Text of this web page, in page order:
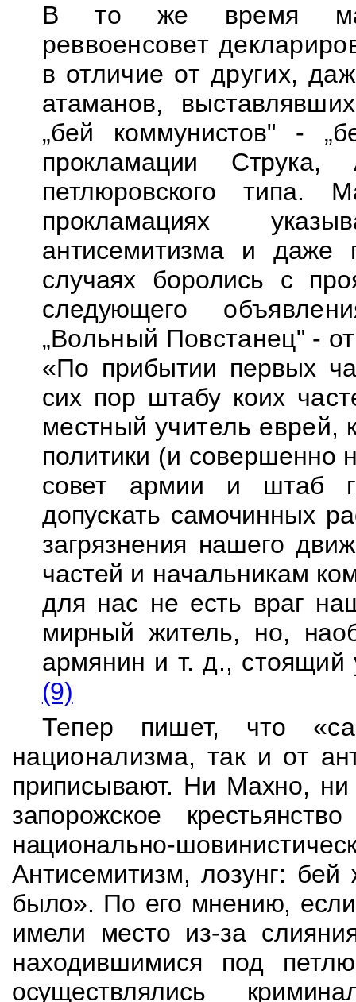
В то же время
реввоенсовет
в отличие от других,
атаманов,
„бей коммунистов" -
прокламации Струка,
петлюровского
прокламациях
антисемитизма и даже
случаях боролись с
следующего
„Вольный Повстанец" -
«По прибытии первых
сих пор штабу коих
местный учитель еврей,
политики (и совершенно
совет армии и штаб
допускать самочинных
загрязнения нашего
частей и начальникам
для нас не есть враг
мирный житель, но,
армянин и т. д.,
(9)
Тепер пишет, что
национализма, так и от
приписывают. Ни Махно,
запорожское
национально-
Антисемитизм, лозунг: бей
было». По его мнению,
имели место из-за
находившимися под
осуществлялись